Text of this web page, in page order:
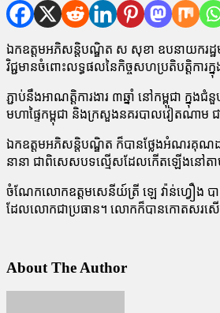
ឯកឧត្តមអភិសន្តិបណ្ឌិត ស សុខា ឧបនាយករដ្ឋម
វិជ្ជមានចំពោះលទ្ធផលនៃកិច្ចសហប្រតិបត្តិកា
ភ្ជាប់នឹងអាណត្តិការងារ ៣ឆ្នាំ នៅកម្ពុជា
មហាផ្ទៃកម្ពុជា និងក្រសួងនគរបាលវៀតណាម
ឯកឧត្តមអភិសន្តិបណ្ឌិត ក៏បានថ្លែងអំណរគុណដ
នានា ជាពិសេសបទល្មើសដែលកើតឡើងនៅត
ចំណែកលោកឧត្តមសេនីយ៍ត្រី ឡេ វ៉ាន់ហ្វឿង បា
ដែលលោកជាប្រធាន។ លោកក៏បានកោតសរសើរ និ
About The Author